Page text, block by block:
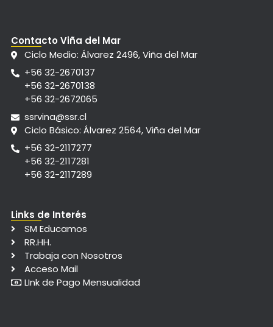
Contacto Viña del Mar
Ciclo Medio: Álvarez 2496, Viña del Mar
+56 32-2670137
+56 32-2670138
+56 32-2672065
ssrvina@ssr.cl
Ciclo Básico: Álvarez 2564, Viña del Mar
+56 32-2117277
+56 32-2117281
+56 32-2117289
Links de Interés
SM Educamos
RR.HH.
Trabaja con Nosotros
Acceso Mail
LInk de Pago Mensualidad